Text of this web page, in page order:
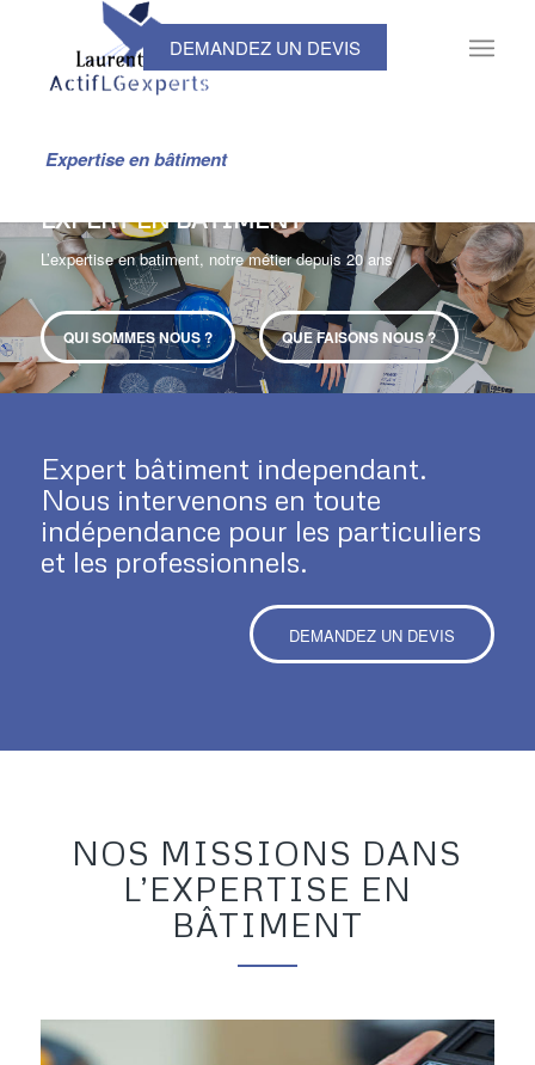
Expertise en bâtiment
DEMANDEZ UN DEVIS
EXPERT EN BÂTIMENT
L’expertise en batiment, notre métier depuis 20 ans
QUI SOMMES NOUS ? QUE FAISONS NOUS ?
Expert bâtiment independant.
Nous intervenons en toute
indépendance pour les particuliers
et les professionnels.
DEMANDEZ UN DEVIS
NOS MISSIONS DANS
L’EXPERTISE EN
BÂTIMENT